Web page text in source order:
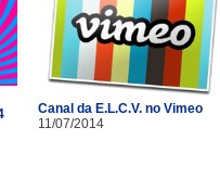
Canal da E.L.C.V. no Vimeo
11/07/2014